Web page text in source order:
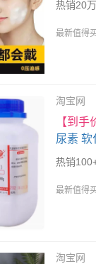
热销20
最新值得
淘宝网
【到手
尿素 软
克/瓶
热销
最新值得
淘宝网